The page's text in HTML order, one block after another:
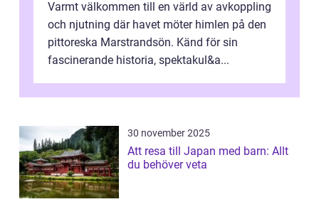
Varmt välkommen till en värld av avkoppling
och njutning där havet möter himlen på den
pittoreska Marstrandsön. Känd för sin
fascinerande historia, spektakul&a...
30 november 2025
Att resa till Japan med barn: Allt
du behöver veta